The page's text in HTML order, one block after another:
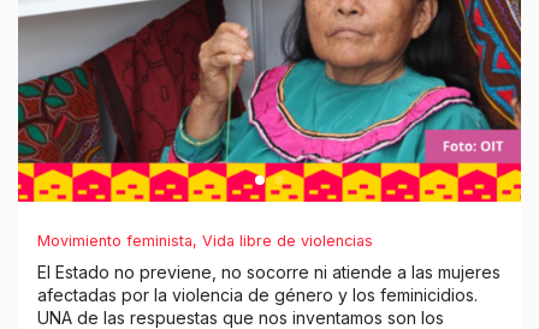
Movimiento feminista, Vida libre de violencias
El Estado no previene, no socorre ni atiende a las mujeres
afectadas por la violencia de género y los feminicidios.
UNA de las respuestas que nos inventamos son los